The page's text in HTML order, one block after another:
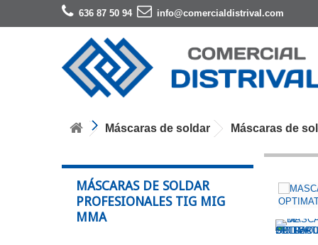
636 87 50 94 info@comercialdistrival.com
Máscaras de soldar Máscaras de
MÁSCARAS DE SOLDAR
PROFESIONALES TIG MIG
MMA